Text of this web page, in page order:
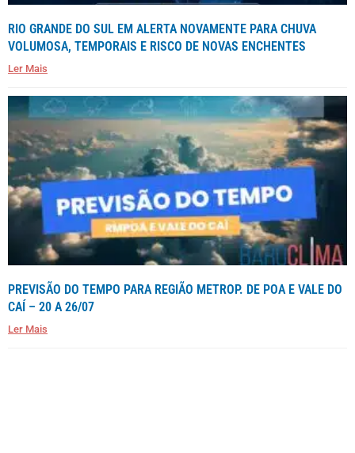
RIO GRANDE DO SUL EM ALERTA NOVAMENTE PARA CHUVA
VOLUMOSA, TEMPORAIS E RISCO DE NOVAS ENCHENTES
Ler Mais
PREVISÃO DO TEMPO PARA REGIÃO METROP. DE POA E VALE DO
CAÍ – 20 A 26/07
Ler Mais